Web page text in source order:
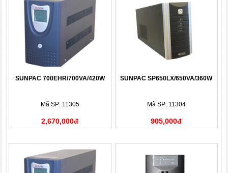
SUNPAC 700EHR/700VA/420W
Mã SP: 11305
2,670,000đ
SUNPAC SP650LX/650VA/360W
Mã SP: 11304
905,000đ